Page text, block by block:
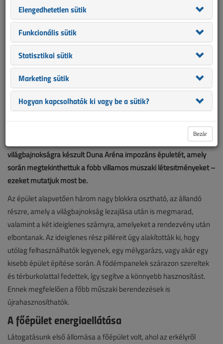
helyenként hiányos lehet (képek, táblázatok stb.).
világbajnokságra készült Duna Aréna impozáns épületét, amely
során megtekinthettük a főbb villamos műszaki létesítményeket –
ezeket mutatjuk most be.
Az épület alapvetően három nagy blokkra osztható, az állandó
részre, amely a világbajnokság lezajlása után is megmarad,
valamint a két ideiglenes szárnyra, amelyeket a rendezvény után
elbontanak. Az ideiglenes rész pilléreit úgy alakították ki, hogy
utólag felhasználhatók legyenek, egy mélygarázs, vagy akár egy
kisebb épület építése során. A födémpanelek szárazon szereltek
és térburkolattal fedettek, így segítve a könnyebb hasznosítást.
Ennek megfelelően a főbb műszaki berendezések is
újrahasznosíthatók.
A főépület energiaellátása
Látogatásunk első állomása a főépület volt, ahol az erkélyről
Elengedhetetlen sütik
Funkcionális sütik
Statisztikai sütik
Marketing sütik
Hogyan kapcsolhatók ki vagy be a sütik?
Bezár